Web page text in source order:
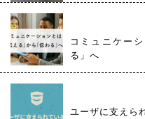
コミュニケー
る」へ
ユーザに支えら